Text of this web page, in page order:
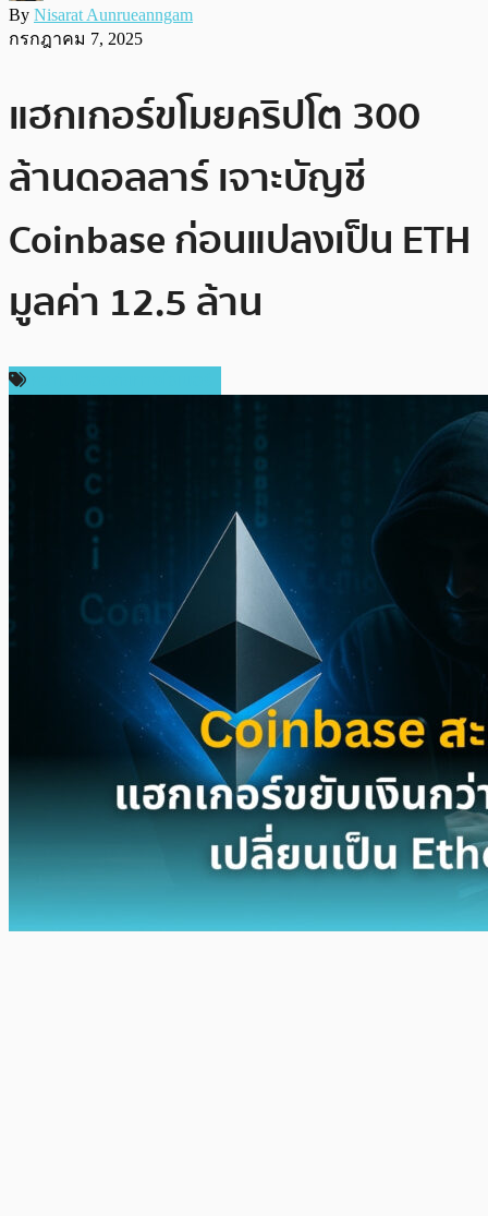
By Nisarat Aunrueanngam
กรกฎาคม 7, 2025
แฮกเกอร์ขโมยคริปโต 300
ล้านดอลลาร์ เจาะบัญชี
Coinbase ก่อนแปลงเป็น ETH
มูลค่า 12.5 ล้าน